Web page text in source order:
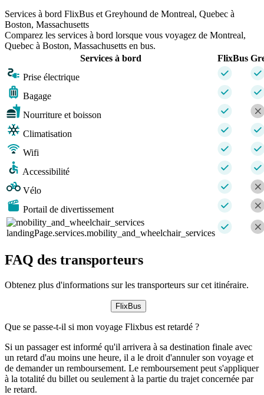
Services à bord FlixBus et Greyhound de Montreal, Quebec à
Boston, Massachusetts
Comparez les services à bord lorsque vous voyagez de Montreal,
Quebec à Boston, Massachusetts en bus.
Services à bord
FlixBus
Prise électrique
Bagage
Nourriture et boisson
Climatisation
Wifi
Accessibilité
Vélo
Portail de divertissement
landingPage.services.mobility_and_wheelchair_services
FAQ des transporteurs
Obtenez plus d'informations sur les transporteurs sur cet itinéraire.
FlixBus
Que se passe-t-il si mon voyage Flixbus est retardé ?
Si un passager est informé qu'il arrivera à sa destination finale avec
un retard d'au moins une heure, il a le droit d'annuler son voyage et
de demander un remboursement. Le remboursement peut s'appliquer
à la totalité du billet ou seulement à la partie du trajet concernée par
le retard.